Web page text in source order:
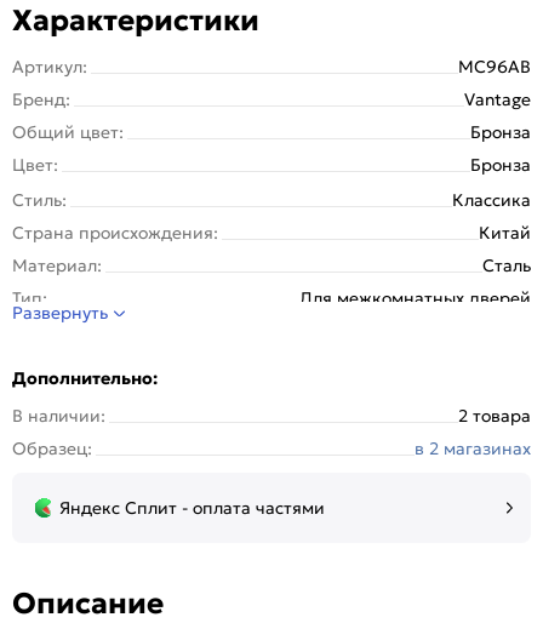
Характеристики
Артикул:
MC96AB
Бренд:
Vantage
Общий цвет:
Бронза
Цвет:
Бронза
Стиль:
Классика
Страна происхождения:
Китай
Материал:
Сталь
Тип:
Для межкомнатных дверей
Развернуть
Дополнительно:
В наличии:
2 товара
Образец:
в 2 магазинах
Яндекс Сплит - оплата частями
Описание